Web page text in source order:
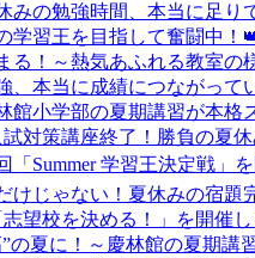
みの勉強時間、本当に足り
学習王を目指して奮闘中！
る！～熱気あふれる教室の
、本当に成績につながっ
館小学部の夏期講習が本格
対策講座終了！勝負の夏休
「Summer 学習王決定戦」
けじゃない！夏休みの宿題
望校を決める！」を開催し
の夏に！～慶林館の夏期講